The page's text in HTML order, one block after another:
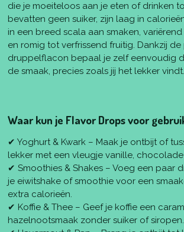
die je moeiteloos aan je eten of drinken
bevatten geen suiker, zijn laag in
in een breed scala aan smaken,
en romig tot verfrissend fruitig. Dankzij
druppelflacon bepaal je zelf eenvoudig
de smaak, precies zoals jij het lekker vindt.
Waar kun je Flavor Drops voor
✔ Yoghurt & Kwark – Maak je ontbijt of
lekker met een vleugje vanille,
✔ Smoothies & Shakes – Voeg een paar
je eiwitshake of smoothie voor een
extra calorieën.
✔ Koffie & Thee – Geef je koffie een
hazelnootsmaak zonder suiker of siropen.